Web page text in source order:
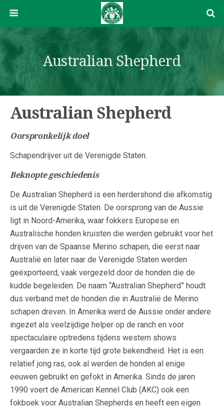
Australian Shepherd
Australian Shepherd
Oorspronkelijk doel
Schapendrijver uit de Verenigde Staten.
Beknopte geschiedenis
De Australian Shepherd is een herdershond die afkomstig
is uit de Verenigde Staten. De oorsprong van de Aussie
ligt in Noord-Amerika, waar fokkers Europese en
Australische honden kruisten die werden gebruikt voor het
drijven van de Spaanse Merino schapen, die eerst naar
Australië en later naar de Verenigde Staten werden
geëxporteerd, vaak vergezeld door de honden die de
kudde begeleiden. De naam “Australian Shepherd” houdt
dus verband met de honden die in Australië de Merino
schapen dreven. In Amerika werd de Aussie onder andere
ingezet als veelzijdige helper op de ranch en voor
spectaculaire optredens tijdens western shows
vergaarden ze in korte tijd grote bekendheid. Het is een
relatief jong ras, ook al werden de honden al enige
eeuwen gebruikt en gefokt in Amerika. Sinds de jaren
1990 voert de American Kennel Club (AKC) ook een
fokboek voor Australian Shepherds en heeft een eigen